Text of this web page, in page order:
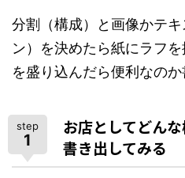
分割（構成）と画像かテ
ン）を決めたら紙にラフ
を盛り込んだら便利なのか
step
1
お店としてどん
書き出してみる